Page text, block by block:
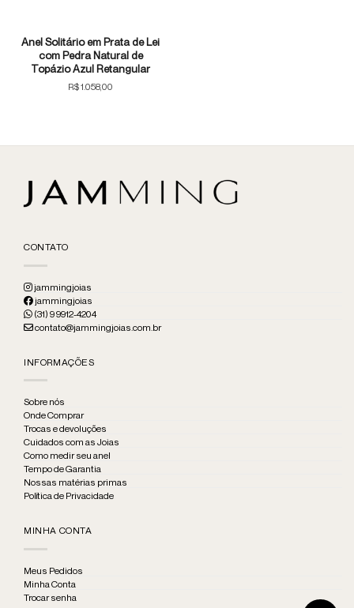
Anel Solitário em Prata de Lei
com Pedra Natural de
Topázio Azul Retangular
R$1.058,00
CONTATO
jammingjoias
jammingjoias
(31) 9 9912-4204
contato@jammingjoias.com.br
INFORMAÇÕES
Sobre nós
Onde Comprar
Trocas e devoluções
Cuidados com as Joias
Como medir seu anel
Tempo de Garantia
Nossas matérias primas
Política de Privacidade
MINHA CONTA
Meus Pedidos
Minha Conta
Trocar senha